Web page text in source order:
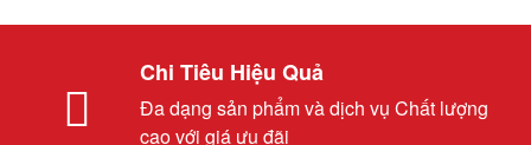
Chi Tiêu Hiệu Quả
Đa dạng sản phẩm và dịch vụ Chất lượng
cao với giá ưu đãi